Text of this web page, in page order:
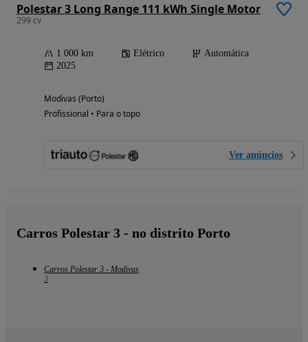
Polestar 3 Long Range 111 kWh Single Motor
299 cv
1 000 km Elétrico
Automática
2025
Modivas (Porto)
Profissional • Para o topo
Ver anúncios
Carros Polestar 3 - no distrito Porto
Carros Polestar 3 - Modivas
3